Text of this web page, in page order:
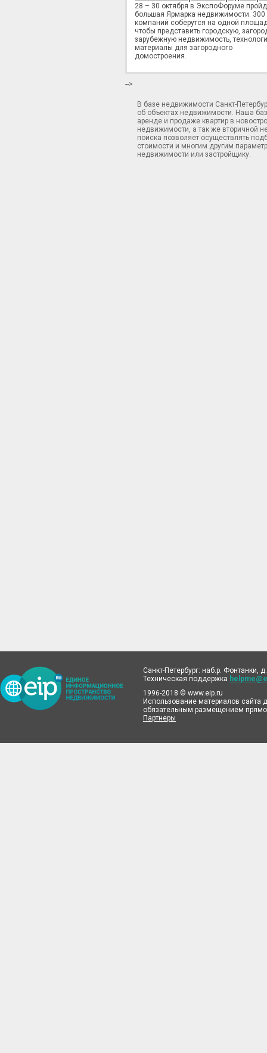
28 – 30 октября в ЭкспоФоруме
большая Ярмарка недвижимости. 300
компаний соберутся на одной
чтобы представить городскую,
зарубежную недвижимость,
материалы для загородного
домостроения.
-->
В базе недвижимости Санкт-
об объектах недвижимости. Наша
аренде и продаже квартир в
недвижимости, а так же вторичной
поиска позволяет осуществлять
стоимости и многим другим
недвижимости или застройщику.
Санкт-Петербург: наб.р. Фонтанки,
Техническая поддержка
1996-2018 © www.eip.ru
Использование материалов сайта
обязательным размещением
Партнеры